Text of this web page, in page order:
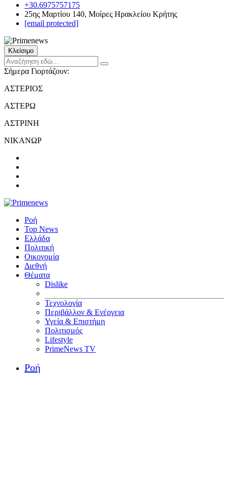
+30.6975757175
25ης Μαρτίου 140, Μοίρες Ηρακλείου Κρήτης
[email protected]
Κλείσιμο
Σήμερα Γιορτάζουν:
ΑΣΤΕΡΙΟΣ
ΑΣΤΕΡΩ
ΑΣΤΡΙΝΗ
ΝΙΚΑΝΩΡ
Ροή
Top News
Ελλάδα
Πολιτική
Οικονομία
Διεθνή
Θέματα
Dislike
Τεχνολογία
Περιβάλλον & Ενέργεια
Υγεία & Επιστήμη
Πολιτισμός
Lifestyle
PrimeNews TV
Ροή